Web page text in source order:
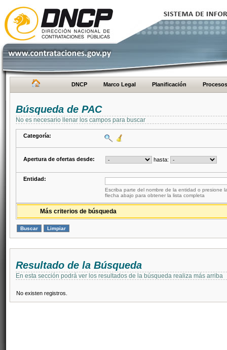
DNCP Marco Legal Planificación Procesos
Búsqueda de PAC
No es necesario llenar los campos para buscar
Categoría:
Apertura de ofertas desde: hasta:
Entidad:
Escriba parte del nombre de la entidad o presione
flecha abajo para obtener la lista completa
Más criterios de búsqueda
Resultado de la Búsqueda
En esta sección podrá ver los resultados de la búsqueda realiza más arriba
No existen registros.